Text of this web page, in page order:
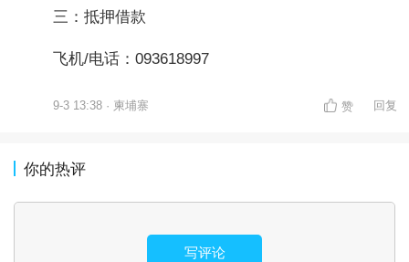
三：抵押借款
飞机/电话：093618997
9-3 13:38 · 柬埔寨 赞 回复
你的热评
写评论